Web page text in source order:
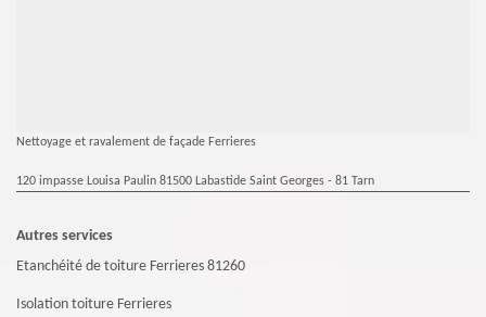
Nettoyage et ravalement de façade Ferrieres
120 impasse Louisa Paulin 81500 Labastide Saint Georges - 81 Tarn
Autres services
Etanchéité de toiture Ferrieres 81260
Isolation toiture Ferrieres